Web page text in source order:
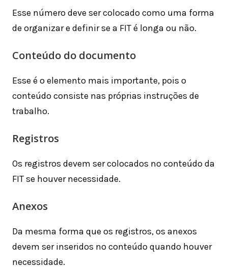
Esse número deve ser colocado como uma forma
de organizar e definir se a FIT é longa ou não.
Conteúdo do documento
Esse é o elemento mais importante, pois o
conteúdo consiste nas próprias instruções de
trabalho.
Registros
Os registros devem ser colocados no conteúdo da
FIT se houver necessidade.
Anexos
Da mesma forma que os registros, os anexos
devem ser inseridos no conteúdo quando houver
necessidade.